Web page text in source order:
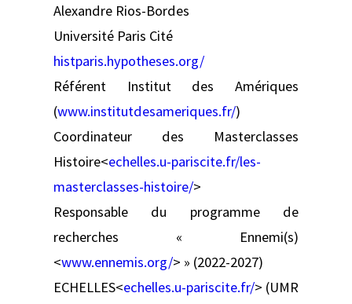
Alexandre Rios-Bordes
Université Paris Cité
histparis.hypotheses.org/
Référent Institut des Amériques
(www.institutdesameriques.fr/)
Coordinateur des Masterclasses
Histoire<echelles.u-pariscite.fr/les-
masterclasses-histoire/>
Responsable​ du programme de
recherches « Ennemi(s)
<www.ennemis.org/> » (2022-2027)
ECHELLES<echelles.u-pariscite.fr/> (UMR